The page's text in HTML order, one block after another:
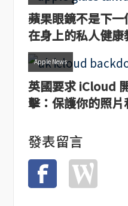
蘋果眼鏡不是下
在身上的私人健康
Apple News
英國要求 iCloud
擊：保護你的照片
發表留言